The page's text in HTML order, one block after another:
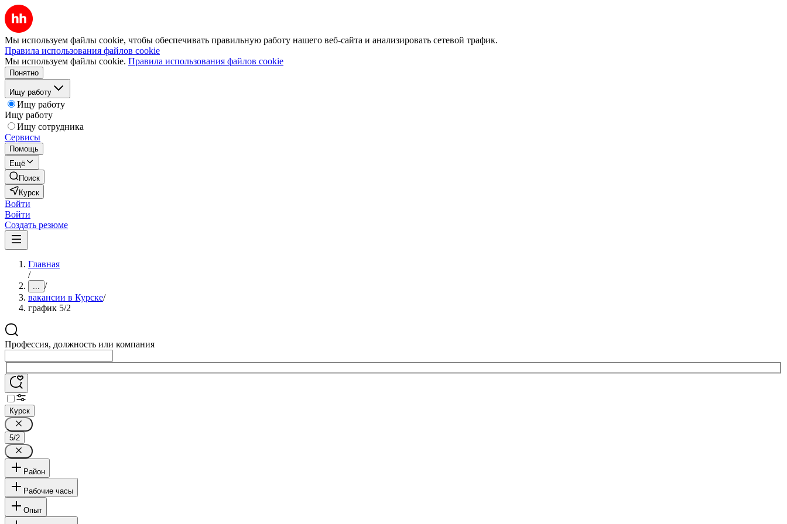
Мы используем файлы cookie, чтобы обеспечивать правильную работу нашего веб-сайта и анализировать сетевой трафик.
Правила использования файлов cookie
Мы используем файлы cookie. Правила использования файлов cookie
Понятно
Ищу работу
Ищу работу
Ищу работу
Ищу сотрудника
Сервисы
Помощь
Ещё
Поиск
Курск
Войти
Войти
Создать резюме
Главная
/
... /
вакансии в Курске/
график 5/2
Профессия, должность или компания
Курск
5/2
Район
Рабочие часы
Опыт